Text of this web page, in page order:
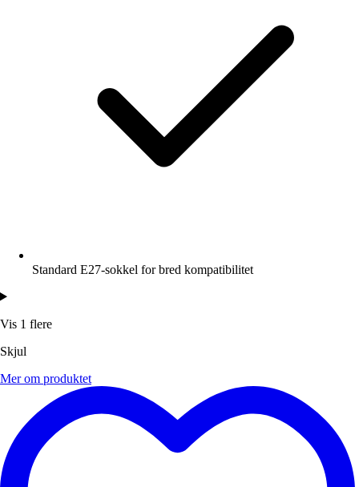
Standard E27-sokkel for bred kompatibilitet
Vis 1 flere
Skjul
Mer om produktet